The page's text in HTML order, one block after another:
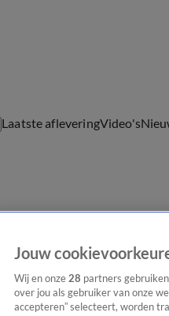
Laatste afleveringVideo's
Jouw
Wij en onze 28 partners
over jou als gebruiker van onze
accepteren” selecteert, worden